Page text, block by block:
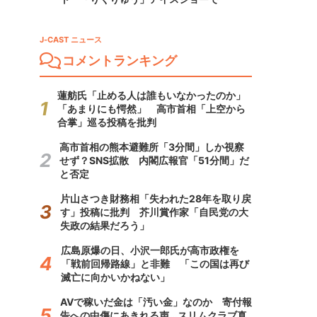
J-CAST ニュース
コメントランキング
蓮舫氏「止める人は誰もいなかったのか」
「あまりにも愕然」 高市首相「上空から
合掌」巡る投稿を批判
高市首相の熊本避難所「3分間」しか視察
せず？SNS拡散 内閣広報官「51分間」だ
と否定
片山さつき財務相「失われた28年を取り戻
す」投稿に批判 芥川賞作家「自民党の大
失政の結果だろう」
広島原爆の日、小沢一郎氏が高市政権を
「戦前回帰路線」と非難 「この国は再び
滅亡に向かいかねない」
AVで稼いだ金は「汚い金」なのか 寄付報